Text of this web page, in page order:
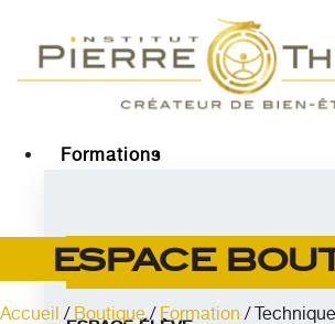
content
Formations
espace
Accueil / Boutique/ Formation /